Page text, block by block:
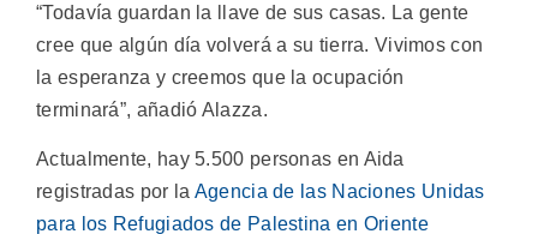
“Todavía guardan la llave de sus casas. La gente
cree que algún día volverá a su tierra. Vivimos con
la esperanza y creemos que la ocupación
terminará”, añadió Alazza.
Actualmente, hay 5.500 personas en Aida
registradas por la Agencia de las Naciones Unidas
para los Refugiados de Palestina en Oriente